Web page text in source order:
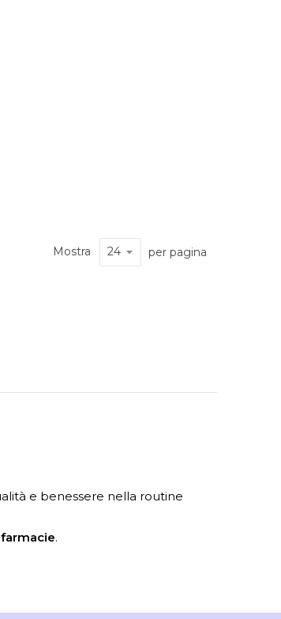
Mostra per pagina
e benessere nella routine
.